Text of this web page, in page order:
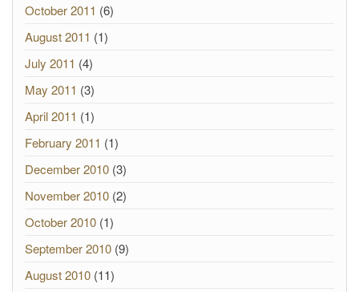
October 2011 (6)
August 2011 (1)
July 2011 (4)
May 2011 (3)
April 2011 (1)
February 2011 (1)
December 2010 (3)
November 2010 (2)
October 2010 (1)
September 2010 (9)
August 2010 (11)